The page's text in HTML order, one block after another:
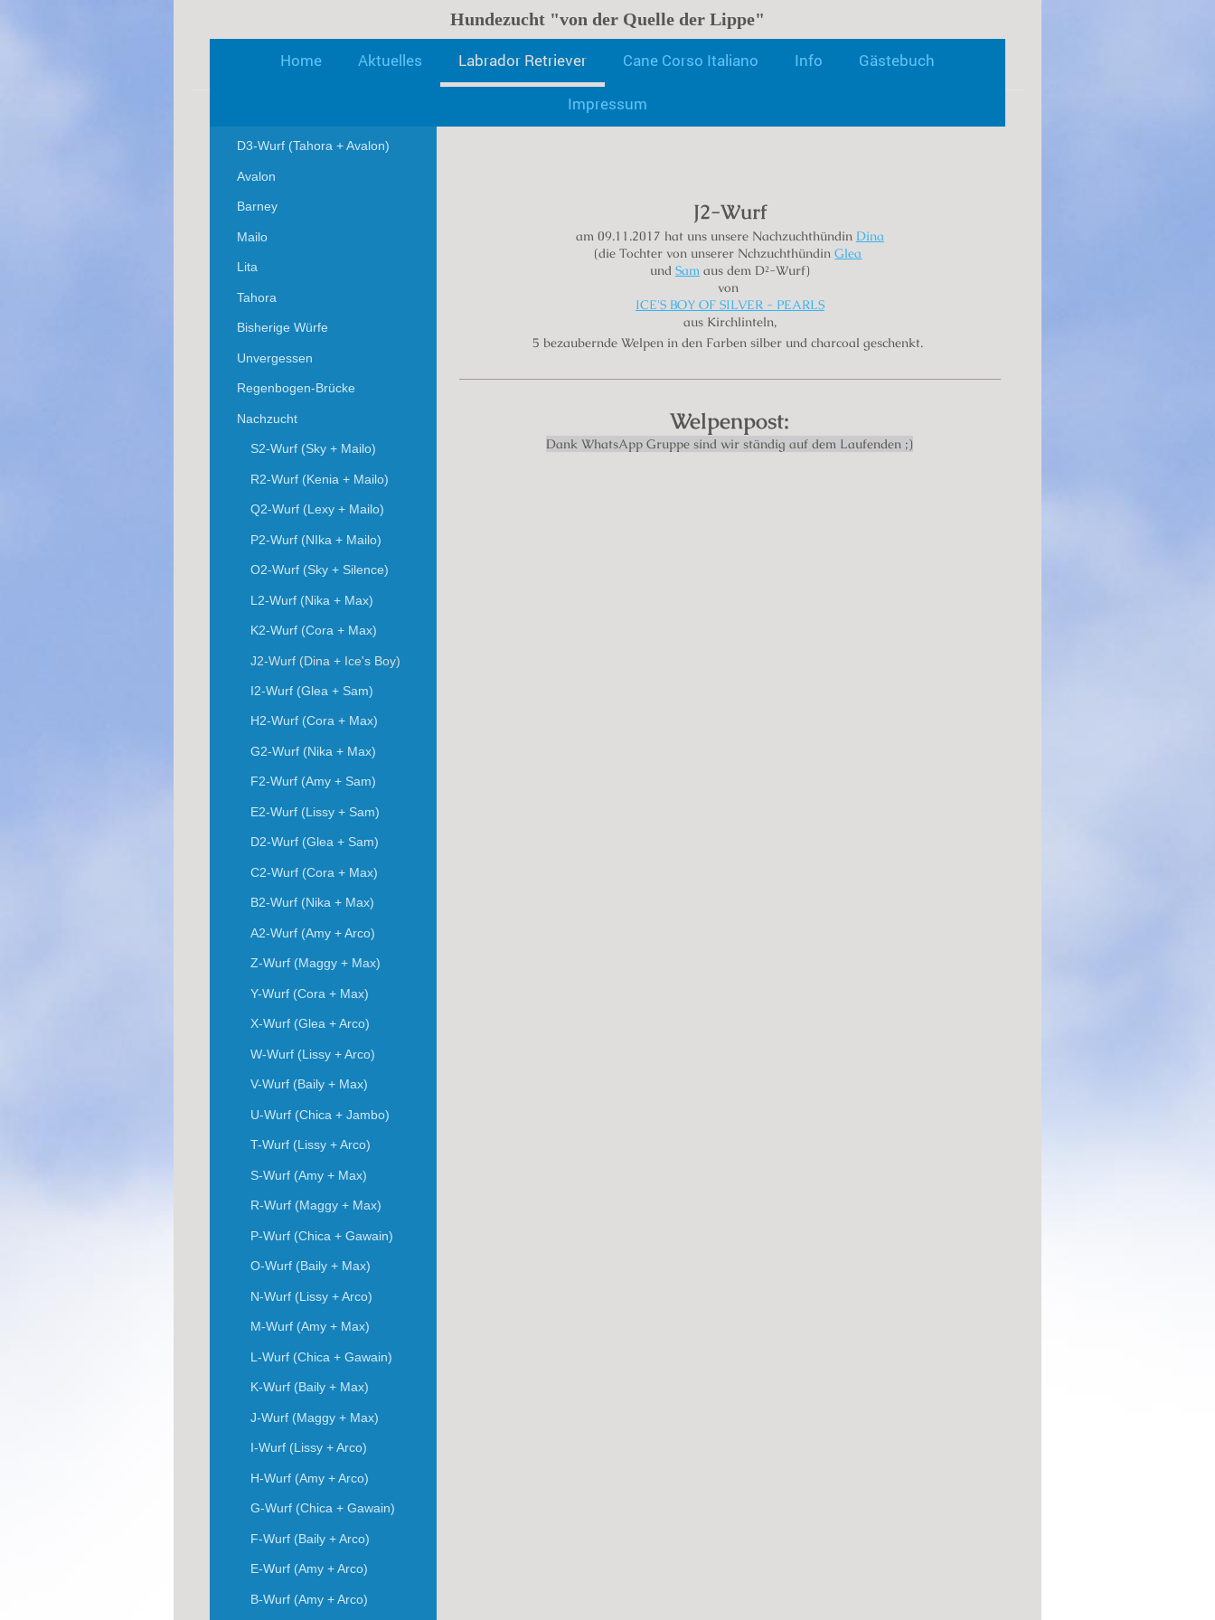
Hundezucht "von der Quelle der Lippe"
Home Aktuelles Labrador Retriever Cane Corso Italiano Info Gästebuch
ImpressumLabrador Zucht "von der Quelle der Lippe"
J2-Wurf
am 09.11.2017 hat uns unsere Nachzuchthündin Dina
(die Tochter von unserer NchzuchthündinGlea
und Samaus dem D²-Wurf)
von
ICE'S BOY OF SILVER - PEARLS
aus Kirchlinteln,
5 bezaubernde Welpen in den Farben silber und charcoal geschenkt.
Welpenpost:
Dank WhatsApp Gruppe sind wir ständig auf dem Laufenden ;)
D3-Wurf (Tahora + Avalon)
Avalon
Barney
Mailo
Lita
Tahora
Bisherige Würfe
Unvergessen
Regenbogen-Brücke
Nachzucht
S2-Wurf (Sky + Mailo)
R2-Wurf (Kenia + Mailo)
Q2-Wurf (Lexy + Mailo)
P2-Wurf (NIka + Mailo)
O2-Wurf (Sky + Silence)
L2-Wurf (Nika + Max)
K2-Wurf (Cora + Max)
J2-Wurf (Dina + Ice's Boy)
I2-Wurf (Glea + Sam)
H2-Wurf (Cora + Max)
G2-Wurf (Nika + Max)
F2-Wurf (Amy + Sam)
E2-Wurf (Lissy + Sam)
D2-Wurf (Glea + Sam)
C2-Wurf (Cora + Max)
B2-Wurf (Nika + Max)
A2-Wurf (Amy + Arco)
Z-Wurf (Maggy + Max)
Y-Wurf (Cora + Max)
X-Wurf (Glea + Arco)
W-Wurf (Lissy + Arco)
V-Wurf (Baily + Max)
U-Wurf (Chica + Jambo)
T-Wurf (Lissy + Arco)
S-Wurf (Amy + Max)
R-Wurf (Maggy + Max)
P-Wurf (Chica + Gawain)
O-Wurf (Baily + Max)
N-Wurf (Lissy + Arco)
M-Wurf (Amy + Max)
L-Wurf (Chica + Gawain)
K-Wurf (Baily + Max)
J-Wurf (Maggy + Max)
I-Wurf (Lissy + Arco)
H-Wurf (Amy + Arco)
G-Wurf (Chica + Gawain)
F-Wurf (Baily + Arco)
E-Wurf (Amy + Arco)
B-Wurf (Amy + Arco)